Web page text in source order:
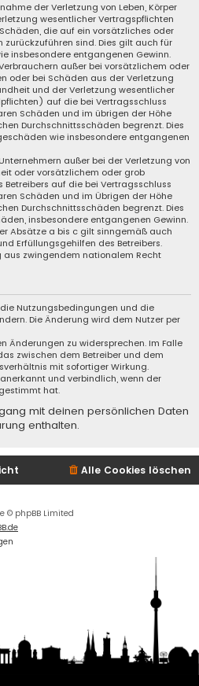
der Verletzung von Leben, Körper
wesentlicher Vertragspflichten
die auf ein vorsätzliches oder
sind. Dies gilt auch für
insbesondere entgangenen Gewinn.
außer bei vorsätzlichem oder
oder bei Schäden aus der Verletzung
und der Verletzung wesentlicher
auf die bei Vertragsschluss
Schäden und im übrigen der Höhe
Durchschnittsschäden begrenzt. Dies
wie insbesondere entgangenen
außer bei der Verletzung von
oder vorsätzlichem oder grob
auf die bei Vertragsschluss
Schäden und im Übrigen der Höhe
Durchschnittsschäden begrenzt. Dies
insbesondere entgangenen Gewinn.
Absätze a bis c gilt sinngemäß auch
Erfüllungsgehilfen des Betreibers.
aus zwingendem nationalem Recht
Nutzungsbedingungen und die
Die Änderung wird dem Nutzer per
Änderungen zu widersprechen. Im Falle
zwischen dem Betreiber und dem
mit sofortiger Wirkung.
und verbindlich, wenn der
hat.
mit deinen persönlichen Daten
enthalten.
Alle Cookies löschen
© phpBB Limited